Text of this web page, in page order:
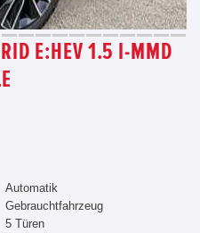
E:HEV 1.5 I-MMD
Automatik
Gebrauchtfahrzeug
5 Türen